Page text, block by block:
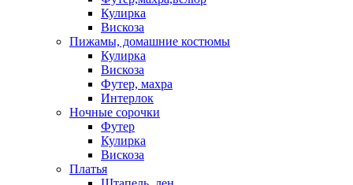
Кулирка
Вискоза
Пижамы, домашние костюмы
Кулирка
Вискоза
Футер, махра
Интерлок
Ночные сорочки
Футер
Кулирка
Вискоза
Платья